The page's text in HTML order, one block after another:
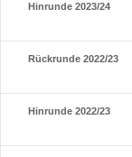
Hinrunde 2023/24
Rückrunde 2022/23
Hinrunde 2022/23